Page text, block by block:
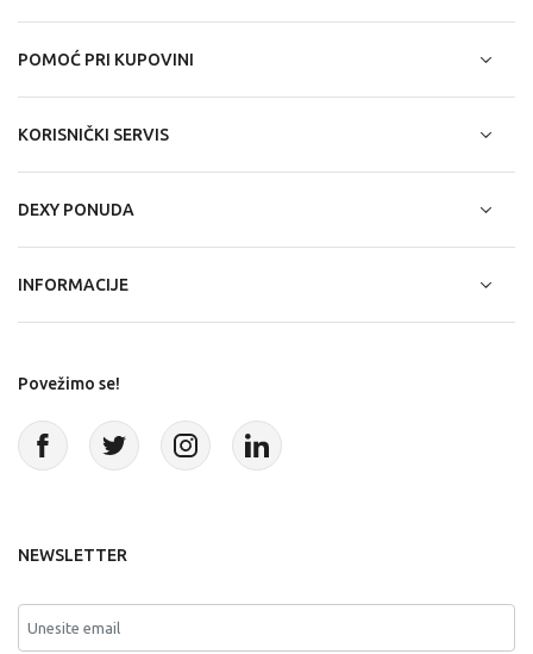
POMOĆ PRI KUPOVINI
KORISNIČKI SERVIS
DEXY PONUDA
INFORMACIJE
Povežimo se!
NEWSLETTER